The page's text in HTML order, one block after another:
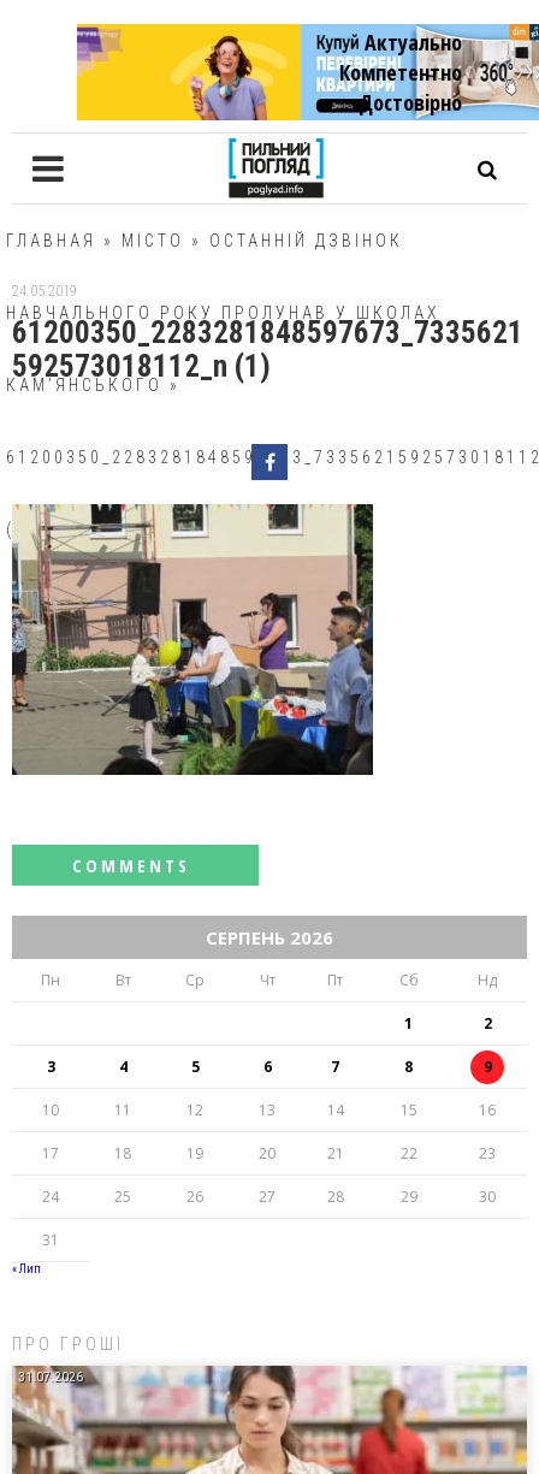
Актуально
Компетентно
Достовiрно
ГЛАВНАЯ » МІСТО » ОСТАННІЙ ДЗВІНОК
НАВЧАЛЬНОГО РОКУ ПРОЛУНАВ У ШКОЛАХ
КАМ’ЯНСЬКОГО »
(1)
24.05.2019
61200350_2283281848597673_7335621
592573018112_n (1)
СЕРПЕНЬ 2026
Пн Вт Ср Чт Пт Сб Нд
1 2
3 4 5 6 7 8 9
10 11 12 13 14 15 16
17 18 19 20 21 22 23
24 25 26 27 28 29 30
31
« Лип
ПРО ГРОШІ
31.07.2026